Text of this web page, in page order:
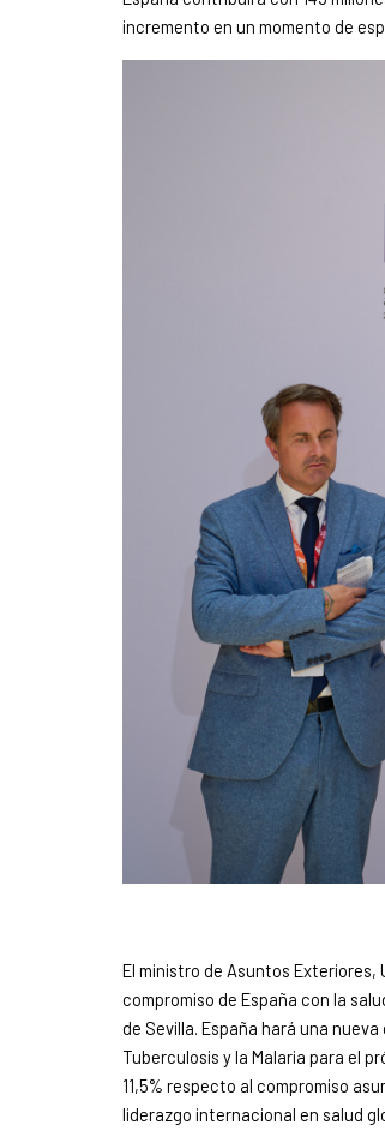
incremento en un momento de
El ministro de Asuntos Exteriores,
compromiso de España con la
de Sevilla. España hará una
Tuberculosis y la Malaria para el
11,5% respecto al compromiso
liderazgo internacional en salud